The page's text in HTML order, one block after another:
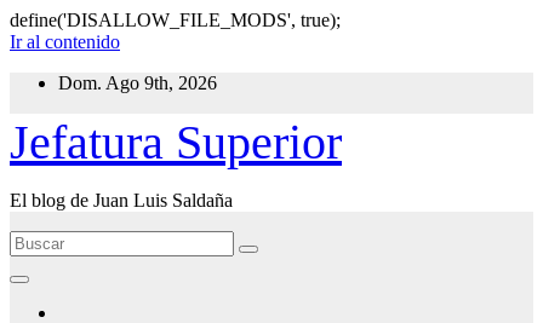
define('DISALLOW_FILE_MODS', true);
Ir al contenido
Dom. Ago 9th, 2026
Jefatura Superior
El blog de Juan Luis Saldaña